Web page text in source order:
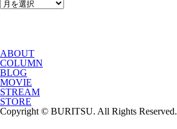
ABOUT
COLUMN
BLOG
MOVIE
STREAM
STORE
Copyright © BURITSU. All Rights Reserved.